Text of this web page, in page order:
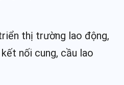
thị trường lao động,
nối cung, cầu lao